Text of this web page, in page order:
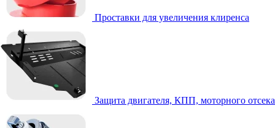
Проставки для увеличения клиренса
Защита двигателя, КПП, моторного отсека